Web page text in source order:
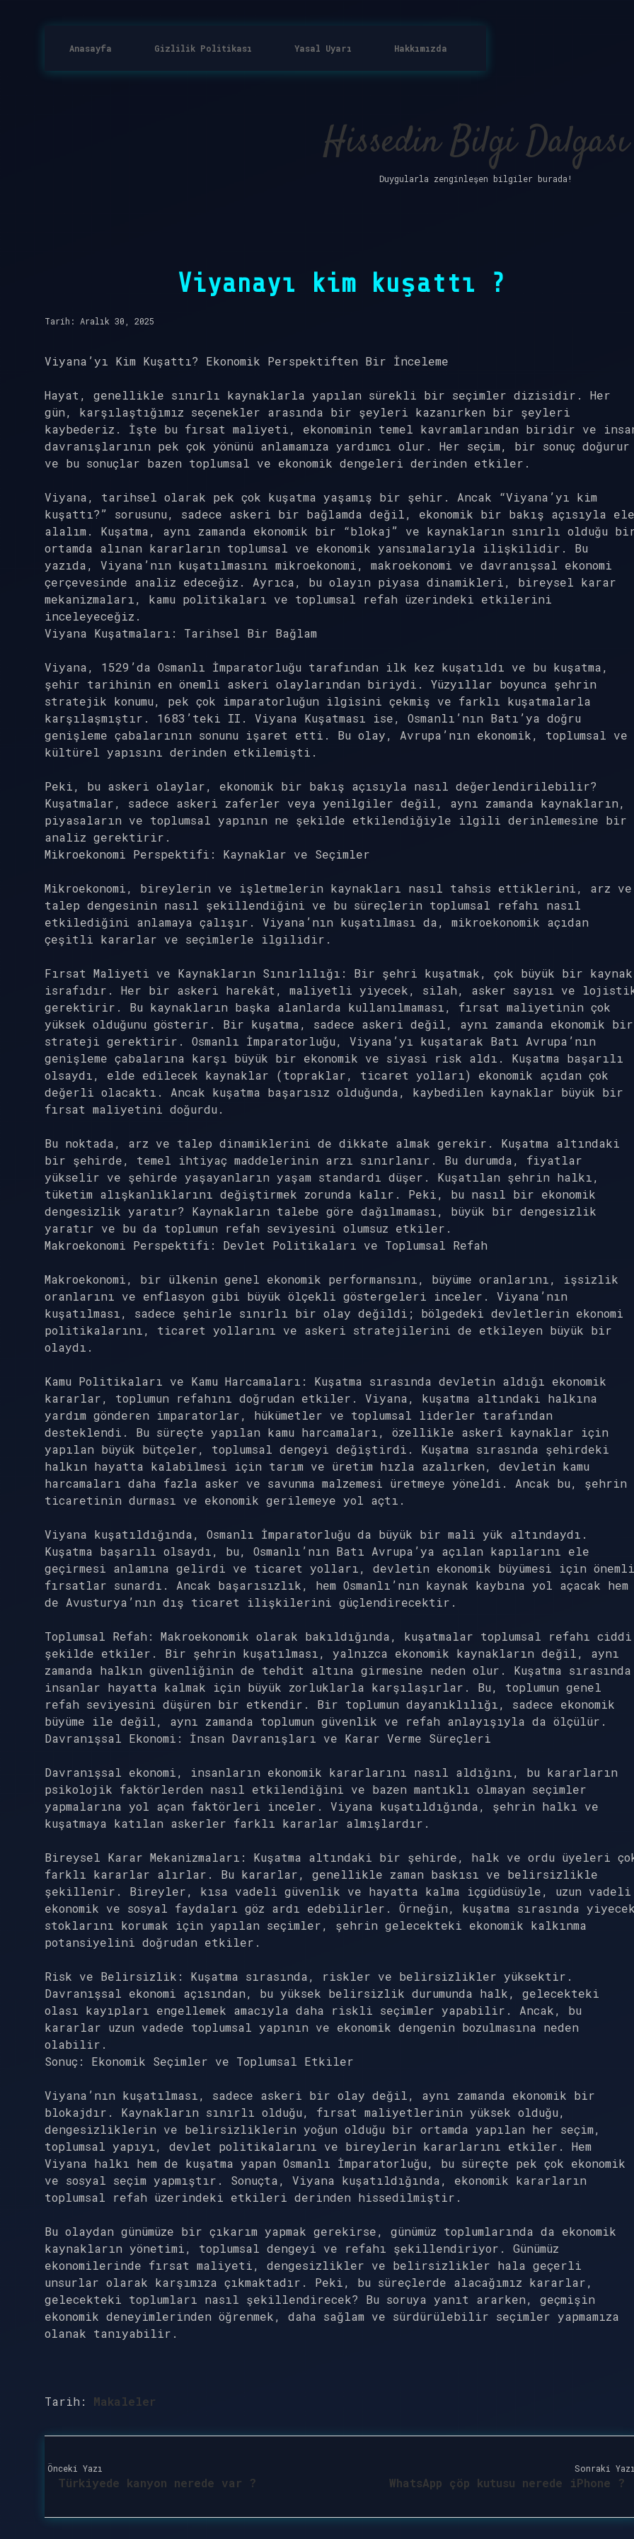
Anasayfa Gizlilik Politikası Yasal Uyarı Hakkımızda
Hissedin Bilgi Dalgası
Duygularla zenginleşen bilgiler burada!
Viyanayı kim kuşattı ?
Tarih: Aralık 30, 2025
Viyana’yı Kim Kuşattı? Ekonomik Perspektiften Bir İnceleme
Hayat, genellikle sınırlı kaynaklarla yapılan sürekli bir seçimler dizisidir. Her
gün, karşılaştığımız seçenekler arasında bir şeyleri kazanırken bir şeyleri
kaybederiz. İşte bu fırsat maliyeti, ekonominin temel kavramlarından biridir ve
davranışlarının pek çok yönünü anlamamıza yardımcı olur. Her seçim, bir sonuç doğurur
ve bu sonuçlar bazen toplumsal ve ekonomik dengeleri derinden etkiler.
Viyana, tarihsel olarak pek çok kuşatma yaşamış bir şehir. Ancak “Viyana’yı kim
kuşattı?” sorusunu, sadece askeri bir bağlamda değil, ekonomik bir bakış açısıyla ele
alalım. Kuşatma, aynı zamanda ekonomik bir “blokaj” ve kaynakların sınırlı olduğu
ortamda alınan kararların toplumsal ve ekonomik yansımalarıyla ilişkilidir. Bu
yazıda, Viyana’nın kuşatılmasını mikroekonomi, makroekonomi ve davranışsal ekonomi
çerçevesinde analiz edeceğiz. Ayrıca, bu olayın piyasa dinamikleri, bireysel karar
mekanizmaları, kamu politikaları ve toplumsal refah üzerindeki etkilerini
inceleyeceğiz.
Viyana Kuşatmaları: Tarihsel Bir Bağlam
Viyana, 1529’da Osmanlı İmparatorluğu tarafından ilk kez kuşatıldı ve bu kuşatma,
şehir tarihinin en önemli askeri olaylarından biriydi. Yüzyıllar boyunca şehrin
stratejik konumu, pek çok imparatorluğun ilgisini çekmiş ve farklı kuşatmalarla
karşılaşmıştır. 1683’teki II. Viyana Kuşatması ise, Osmanlı’nın Batı’ya doğru
genişleme çabalarının sonunu işaret etti. Bu olay, Avrupa’nın ekonomik, toplumsal ve
kültürel yapısını derinden etkilemişti.
Peki, bu askeri olaylar, ekonomik bir bakış açısıyla nasıl değerlendirilebilir?
Kuşatmalar, sadece askeri zaferler veya yenilgiler değil, aynı zamanda kaynakların,
piyasaların ve toplumsal yapının ne şekilde etkilendiğiyle ilgili derinlemesine bir
analiz gerektirir.
Mikroekonomi Perspektifi: Kaynaklar ve Seçimler
Mikroekonomi, bireylerin ve işletmelerin kaynakları nasıl tahsis ettiklerini, arz ve
talep dengesinin nasıl şekillendiğini ve bu süreçlerin toplumsal refahı nasıl
etkilediğini anlamaya çalışır. Viyana’nın kuşatılması da, mikroekonomik açıdan
çeşitli kararlar ve seçimlerle ilgilidir.
Fırsat Maliyeti ve Kaynakların Sınırlılığı: Bir şehri kuşatmak, çok büyük bir kaynak
israfıdır. Her bir askeri harekât, maliyetli yiyecek, silah, asker sayısı ve
gerektirir. Bu kaynakların başka alanlarda kullanılmaması, fırsat maliyetinin çok
yüksek olduğunu gösterir. Bir kuşatma, sadece askeri değil, aynı zamanda ekonomik bir
strateji gerektirir. Osmanlı İmparatorluğu, Viyana’yı kuşatarak Batı Avrupa’nın
genişleme çabalarına karşı büyük bir ekonomik ve siyasi risk aldı. Kuşatma başarılı
olsaydı, elde edilecek kaynaklar (topraklar, ticaret yolları) ekonomik açıdan çok
değerli olacaktı. Ancak kuşatma başarısız olduğunda, kaybedilen kaynaklar büyük bir
fırsat maliyetini doğurdu.
Bu noktada, arz ve talep dinamiklerini de dikkate almak gerekir. Kuşatma altındaki
bir şehirde, temel ihtiyaç maddelerinin arzı sınırlanır. Bu durumda, fiyatlar
yükselir ve şehirde yaşayanların yaşam standardı düşer. Kuşatılan şehrin halkı,
tüketim alışkanlıklarını değiştirmek zorunda kalır. Peki, bu nasıl bir ekonomik
dengesizlik yaratır? Kaynakların talebe göre dağılmaması, büyük bir dengesizlik
yaratır ve bu da toplumun refah seviyesini olumsuz etkiler.
Makroekonomi Perspektifi: Devlet Politikaları ve Toplumsal Refah
Makroekonomi, bir ülkenin genel ekonomik performansını, büyüme oranlarını, işsizlik
oranlarını ve enflasyon gibi büyük ölçekli göstergeleri inceler. Viyana’nın
kuşatılması, sadece şehirle sınırlı bir olay değildi; bölgedeki devletlerin ekonomi
politikalarını, ticaret yollarını ve askeri stratejilerini de etkileyen büyük bir
olaydı.
Kamu Politikaları ve Kamu Harcamaları: Kuşatma sırasında devletin aldığı ekonomik
kararlar, toplumun refahını doğrudan etkiler. Viyana, kuşatma altındaki halkına
yardım gönderen imparatorlar, hükümetler ve toplumsal liderler tarafından
desteklendi. Bu süreçte yapılan kamu harcamaları, özellikle askerî kaynaklar için
yapılan büyük bütçeler, toplumsal dengeyi değiştirdi. Kuşatma sırasında şehirdeki
halkın hayatta kalabilmesi için tarım ve üretim hızla azalırken, devletin kamu
harcamaları daha fazla asker ve savunma malzemesi üretmeye yöneldi. Ancak bu, şehrin
ticaretinin durması ve ekonomik gerilemeye yol açtı.
Viyana kuşatıldığında, Osmanlı İmparatorluğu da büyük bir mali yük altındaydı.
Kuşatma başarılı olsaydı, bu, Osmanlı’nın Batı Avrupa’ya açılan kapılarını ele
geçirmesi anlamına gelirdi ve ticaret yolları, devletin ekonomik büyümesi için önemli
fırsatlar sunardı. Ancak başarısızlık, hem Osmanlı’nın kaynak kaybına yol açacak hem
de Avusturya’nın dış ticaret ilişkilerini güçlendirecektir.
Toplumsal Refah: Makroekonomik olarak bakıldığında, kuşatmalar toplumsal refahı ciddi
şekilde etkiler. Bir şehrin kuşatılması, yalnızca ekonomik kaynakların değil, aynı
zamanda halkın güvenliğinin de tehdit altına girmesine neden olur. Kuşatma sırasında
insanlar hayatta kalmak için büyük zorluklarla karşılaşırlar. Bu, toplumun genel
refah seviyesini düşüren bir etkendir. Bir toplumun dayanıklılığı, sadece ekonomik
büyüme ile değil, aynı zamanda toplumun güvenlik ve refah anlayışıyla da ölçülür.
Davranışsal Ekonomi: İnsan Davranışları ve Karar Verme Süreçleri
Davranışsal ekonomi, insanların ekonomik kararlarını nasıl aldığını, bu kararların
psikolojik faktörlerden nasıl etkilendiğini ve bazen mantıklı olmayan seçimler
yapmalarına yol açan faktörleri inceler. Viyana kuşatıldığında, şehrin halkı ve
kuşatmaya katılan askerler farklı kararlar almışlardır.
Bireysel Karar Mekanizmaları: Kuşatma altındaki bir şehirde, halk ve ordu üyeleri
farklı kararlar alırlar. Bu kararlar, genellikle zaman baskısı ve belirsizlikle
şekillenir. Bireyler, kısa vadeli güvenlik ve hayatta kalma içgüdüsüyle, uzun vadeli
ekonomik ve sosyal faydaları göz ardı edebilirler. Örneğin, kuşatma sırasında
stoklarını korumak için yapılan seçimler, şehrin gelecekteki ekonomik kalkınma
potansiyelini doğrudan etkiler.
Risk ve Belirsizlik: Kuşatma sırasında, riskler ve belirsizlikler yüksektir.
Davranışsal ekonomi açısından, bu yüksek belirsizlik durumunda halk, gelecekteki
olası kayıpları engellemek amacıyla daha riskli seçimler yapabilir. Ancak, bu
kararlar uzun vadede toplumsal yapının ve ekonomik dengenin bozulmasına neden
olabilir.
Sonuç: Ekonomik Seçimler ve Toplumsal Etkiler
Viyana’nın kuşatılması, sadece askeri bir olay değil, aynı zamanda ekonomik bir
blokajdır. Kaynakların sınırlı olduğu, fırsat maliyetlerinin yüksek olduğu,
dengesizliklerin ve belirsizliklerin yoğun olduğu bir ortamda yapılan her seçim,
toplumsal yapıyı, devlet politikalarını ve bireylerin kararlarını etkiler. Hem
Viyana halkı hem de kuşatma yapan Osmanlı İmparatorluğu, bu süreçte pek çok ekonomik
ve sosyal seçim yapmıştır. Sonuçta, Viyana kuşatıldığında, ekonomik kararların
toplumsal refah üzerindeki etkileri derinden hissedilmiştir.
Bu olaydan günümüze bir çıkarım yapmak gerekirse, günümüz toplumlarında da ekonomik
kaynakların yönetimi, toplumsal dengeyi ve refahı şekillendiriyor. Günümüz
ekonomilerinde fırsat maliyeti, dengesizlikler ve belirsizlikler hala geçerli
unsurlar olarak karşımıza çıkmaktadır. Peki, bu süreçlerde alacağımız kararlar,
gelecekteki toplumları nasıl şekillendirecek? Bu soruya yanıt ararken, geçmişin
ekonomik deneyimlerinden öğrenmek, daha sağlam ve sürdürülebilir seçimler yapmamıza
olanak tanıyabilir.
Tarih: Makaleler
Önceki Yazı
Türkiyede kanyon nerede var ?
Sonraki
WhatsApp çöp kutusu nerede iPhone ?